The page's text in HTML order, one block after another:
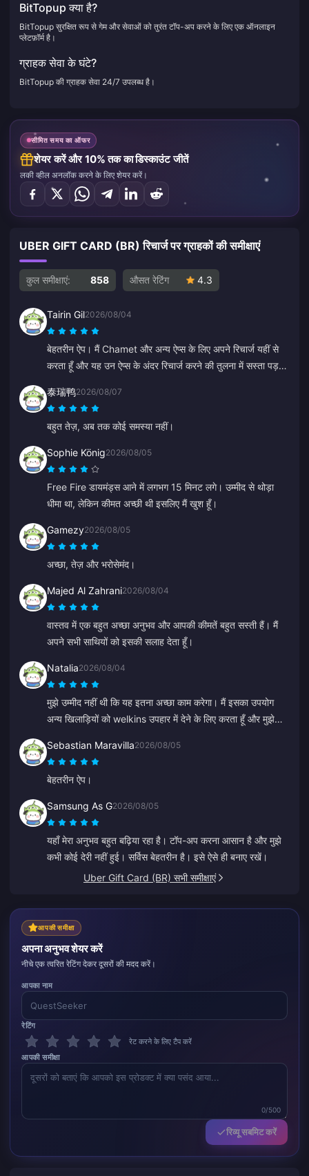
BitTopup क्या है?
BitTopup सुरक्षित रूप से गेम और सेवाओं को तुरंत टॉप-अप करने के लिए एक ऑनलाइन
प्लेटफ़ॉर्म है।
ग्राहक सेवा के घंटे?
BitTopup की ग्राहक सेवा 24/7 उपलब्ध है।
सीमित समय का ऑफर
शेयर करें और 10% तक का डिस्काउंट जीतें
लकी व्हील अनलॉक करने के लिए शेयर करें।
UBER GIFT CARD (BR) रिचार्ज पर ग्राहकों की समीक्षाएं
कुल समीक्षाएं: 858 औसत रेटिंग 4.3
Tairin Gil2026/08/04
बेहतरीन ऐप। मैं Chamet और अन्य ऐप्स के लिए अपने रिचार्ज यहीं से
करता हूँ और यह उन ऐप्स के अंदर रिचार्ज करने की तुलना में सस्ता पड़ता
泰瑞鸭2026/08/07
बहुत तेज़, अब तक कोई समस्या नहीं।
Sophie König2026/08/05
Free Fire डायमंड्स आने में लगभग 15 मिनट लगे। उम्मीद से थोड़ा
धीमा था, लेकिन कीमत अच्छी थी इसलिए मैं खुश हूँ।
Gamezy2026/08/05
अच्छा, तेज़ और भरोसेमंद।
Majed Al Zahrani2026/08/04
वास्तव में एक बहुत अच्छा अनुभव और आपकी कीमतें बहुत सस्ती हैं। मैं
अपने सभी साथियों को इसकी सलाह देता हूँ।
Natalia2026/08/04
मुझे उम्मीद नहीं थी कि यह इतना अच्छा काम करेगा। मैं इसका उपयोग
अन्य खिलाड़ियों को welkins उपहार में देने के लिए करता हूँ और मुझे
किसी को कुछ भी उपहार में देना चाहते हैं, तो यह एक बेहतरीन प्लेटफॉर्म
है।
Sebastian Maravilla2026/08/05
बेहतरीन ऐप।
Samsung As G2026/08/05
यहाँ मेरा अनुभव बहुत बढ़िया रहा है। टॉप-अप करना आसान है और मुझे
कभी कोई देरी नहीं हुई। सर्विस बेहतरीन है। इसे ऐसे ही बनाए रखें।
Uber Gift Card (BR) सभी समीक्षाएं
आपकी समीक्षा
अपना अनुभव शेयर करें
नीचे एक त्वरित रेटिंग देकर दूसरों की मदद करें।
आपका नाम
रेटिंग
रेट करने के लिए टैप करें
आपकी समीक्षा
0/500
रिव्यू सबमिट करें